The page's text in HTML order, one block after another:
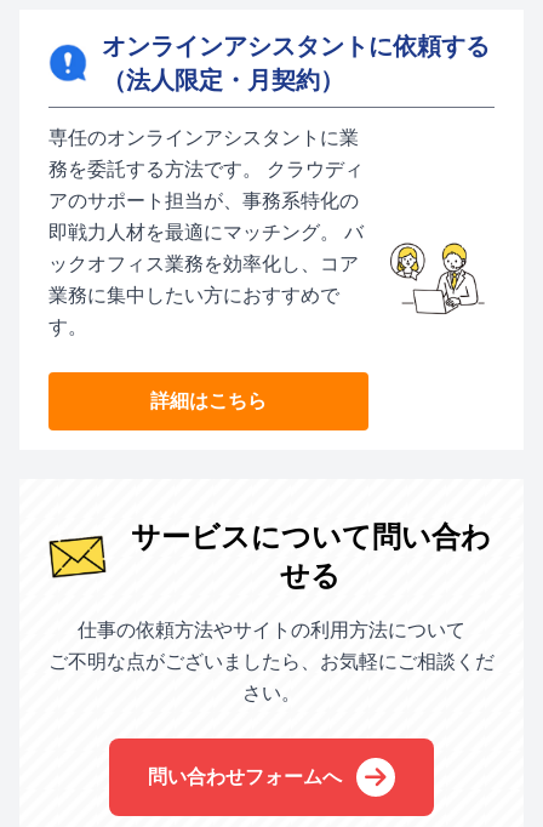
オンラインアシスタントに依頼する
（法人限定・月契約）
専任のオンラインアシスタントに業
務を委託する方法です。 クラウディ
アのサポート担当が、事務系特化の
即戦力人材を最適にマッチング。 バ
ックオフィス業務を効率化し、コア
業務に集中したい方におすすめで
す。
詳細はこちら
サービスについて問い合わ
せる
仕事の依頼方法やサイトの利用方法について
ご不明な点がございましたら、お気軽にご相談くだ
さい。
問い合わせフォームへ